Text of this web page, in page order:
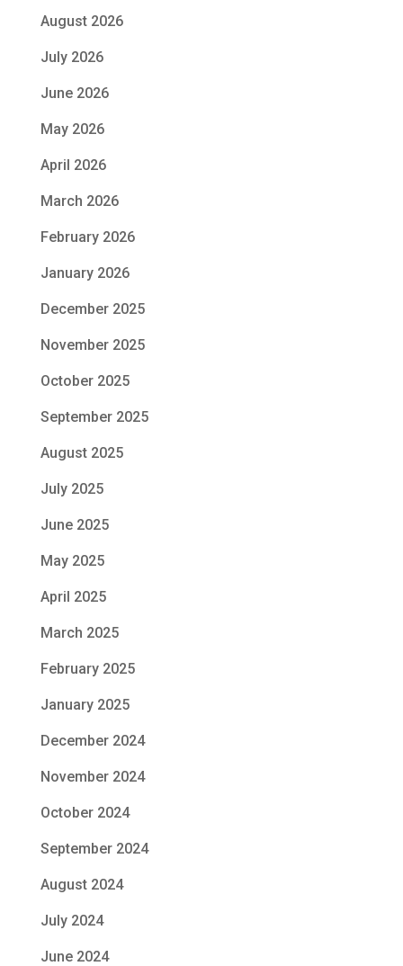
August 2026
July 2026
June 2026
May 2026
April 2026
March 2026
February 2026
January 2026
December 2025
November 2025
October 2025
September 2025
August 2025
July 2025
June 2025
May 2025
April 2025
March 2025
February 2025
January 2025
December 2024
November 2024
October 2024
September 2024
August 2024
July 2024
June 2024